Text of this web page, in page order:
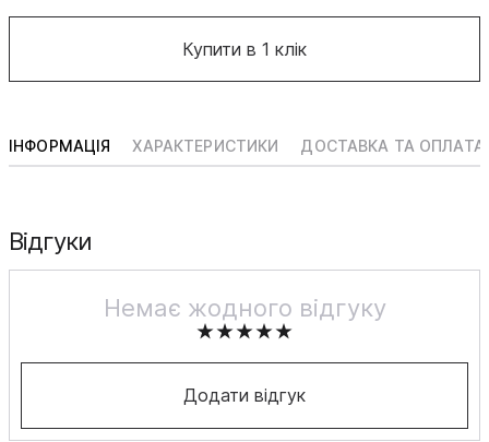
Купити в 1 клік
ІНФОРМАЦІЯ ХАРАКТЕРИСТИКИ ДОСТАВКА ТА ОПЛАТА
Відгуки
Немає жодного відгуку
Додати відгук